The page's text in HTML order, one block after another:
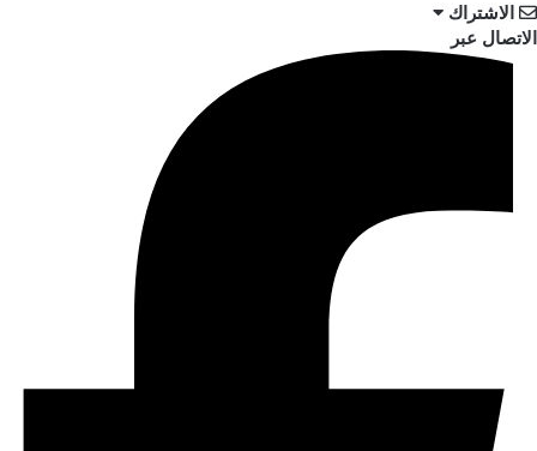
الاشتراك
الاتصال عبر